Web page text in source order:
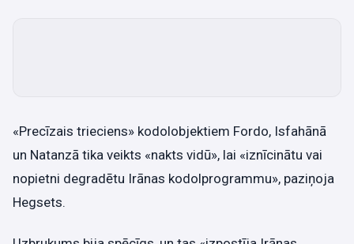
«Precīzais trieciens» kodolobjektiem Fordo, Isfahānā
un Natanzā tika veikts «nakts vidū», lai «iznīcinātu vai
nopietni degradētu Irānas kodolprogrammu», paziņoja
Hegsets.